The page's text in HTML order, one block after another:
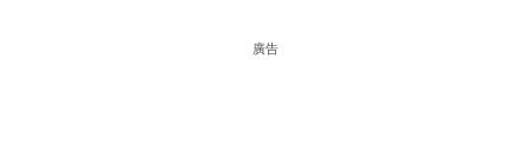
廣告